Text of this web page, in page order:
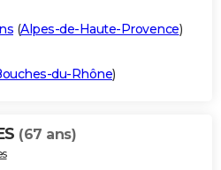
(Alpes-de-Haute-Provence)
du-Rhône)
(67 ans)